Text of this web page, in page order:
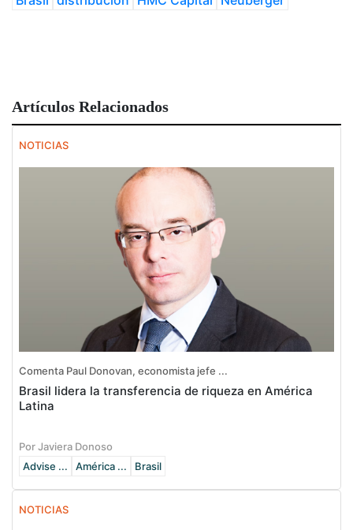
Artículos Relacionados
NOTICIAS
Comenta Paul Donovan, economista jefe ...
Brasil lidera la transferencia de riqueza en América
Latina
Por Javiera Donoso
Advise ...
América ... Brasil
NOTICIAS